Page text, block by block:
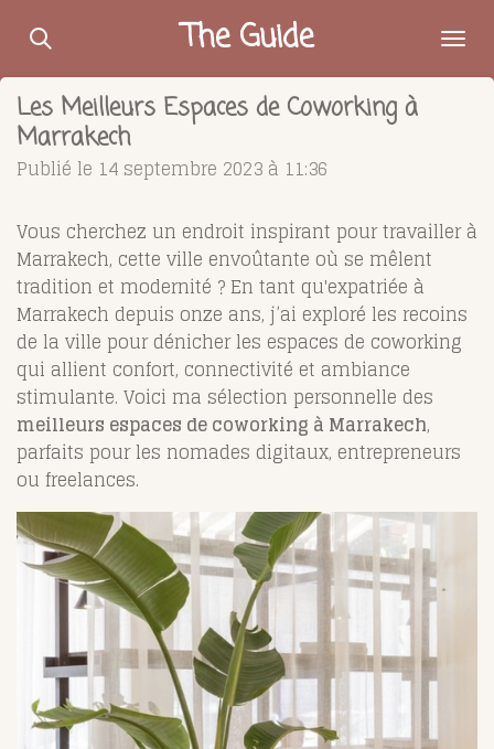
Passer
contenu
principal
The Guide
Les Meilleurs Espaces de Coworking à
Marrakech
Publié le 14 septembre 2023 à 11:36
Vous cherchez un endroit inspirant pour travailler à
Marrakech, cette ville envoûtante où se mêlent
tradition et modernité ? En tant qu'expatriée à
Marrakech depuis onze ans, j’ai exploré les recoins
de la ville pour dénicher les espaces de coworking
qui allient confort, connectivité et ambiance
stimulante. Voici ma sélection personnelle des
meilleurs espaces de coworking à Marrakech,
parfaits pour les nomades digitaux, entrepreneurs
ou freelances.